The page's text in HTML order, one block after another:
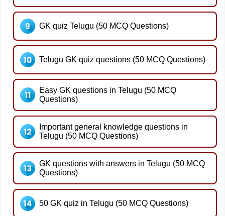
GK quiz Telugu (50 MCQ Questions)
Telugu GK quiz questions (50 MCQ Questions)
Easy GK questions in Telugu (50 MCQ
Questions)
Important general knowledge questions in
Telugu (50 MCQ Questions)
GK questions with answers in Telugu (50 MCQ
Questions)
50 GK quiz in Telugu (50 MCQ Questions)